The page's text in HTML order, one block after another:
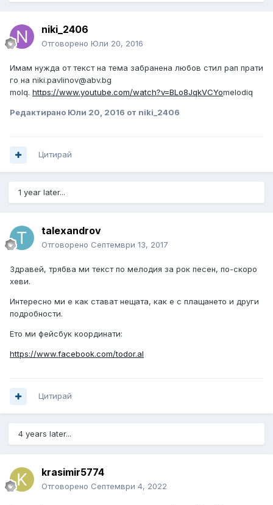
niki_2406
Отговорено Юли 20, 2016
Имам нужда от текст на тема забранена любов стил рап прати
го на niki.pavlinov@abv.bg
molq. https://www.youtube.com/watch?v=BLo8JqkVCYomelodiq
Редактирано Юли 20, 2016 от niki_2406
Цитирай
1 year later...
talexandrov
Отговорено Септември 13, 2017
Здравей, трябва ми текст по мелодия за рок песен, по-скоро
хеви.
Интересно ми е как стават нещата, как е с плащането и други
подробности.
Ето ми фейсбук координати:
https://www.facebook.com/todor.al
Цитирай
4 years later...
krasimir5774
Отговорено Септември 4, 2022